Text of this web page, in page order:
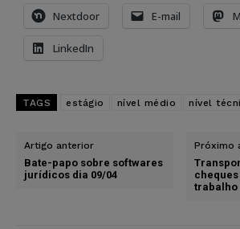
Nextdoor E-mail
LinkedIn
TAGS estágio nível médio nível
Artigo anterior
Bate-papo sobre softwares
jurídicos dia 09/04
Próximo
trabalho